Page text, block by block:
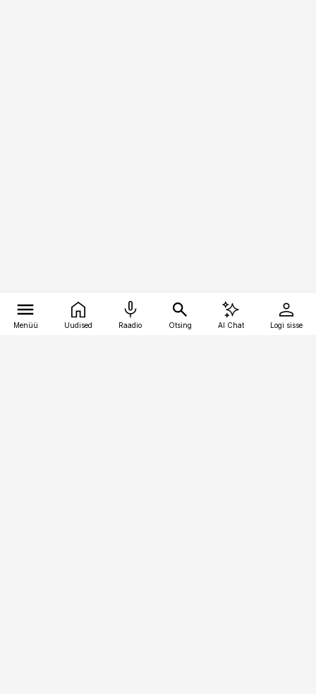
Menüü Uudised Raadio Otsing AI Chat Logi sisse